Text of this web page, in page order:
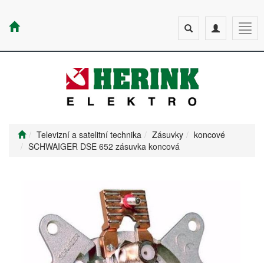
Toggle
navigation
Toggle
search
Televizní a satelitní technika Zásuvky
koncové
SCHWAIGER DSE 652 zásuvka koncová